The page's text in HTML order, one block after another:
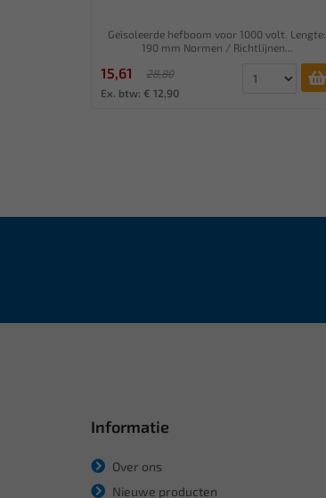
Geïsoleerde hefboom voor 1000 volt. Lengte:
190 mm Normen / Richtlijnen...
15,61
28,80
Ex. btw: € 12,90
Informatie
Over ons
Nieuwe producten